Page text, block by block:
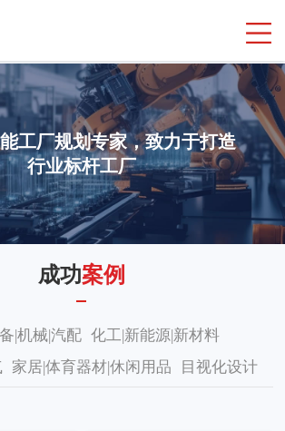
工厂规划专家，致力于打造
行业标杆工厂
成功案例
|机械|汽配 化工|新能源|新材料
家居|体育器材|休闲用品 目视化设计